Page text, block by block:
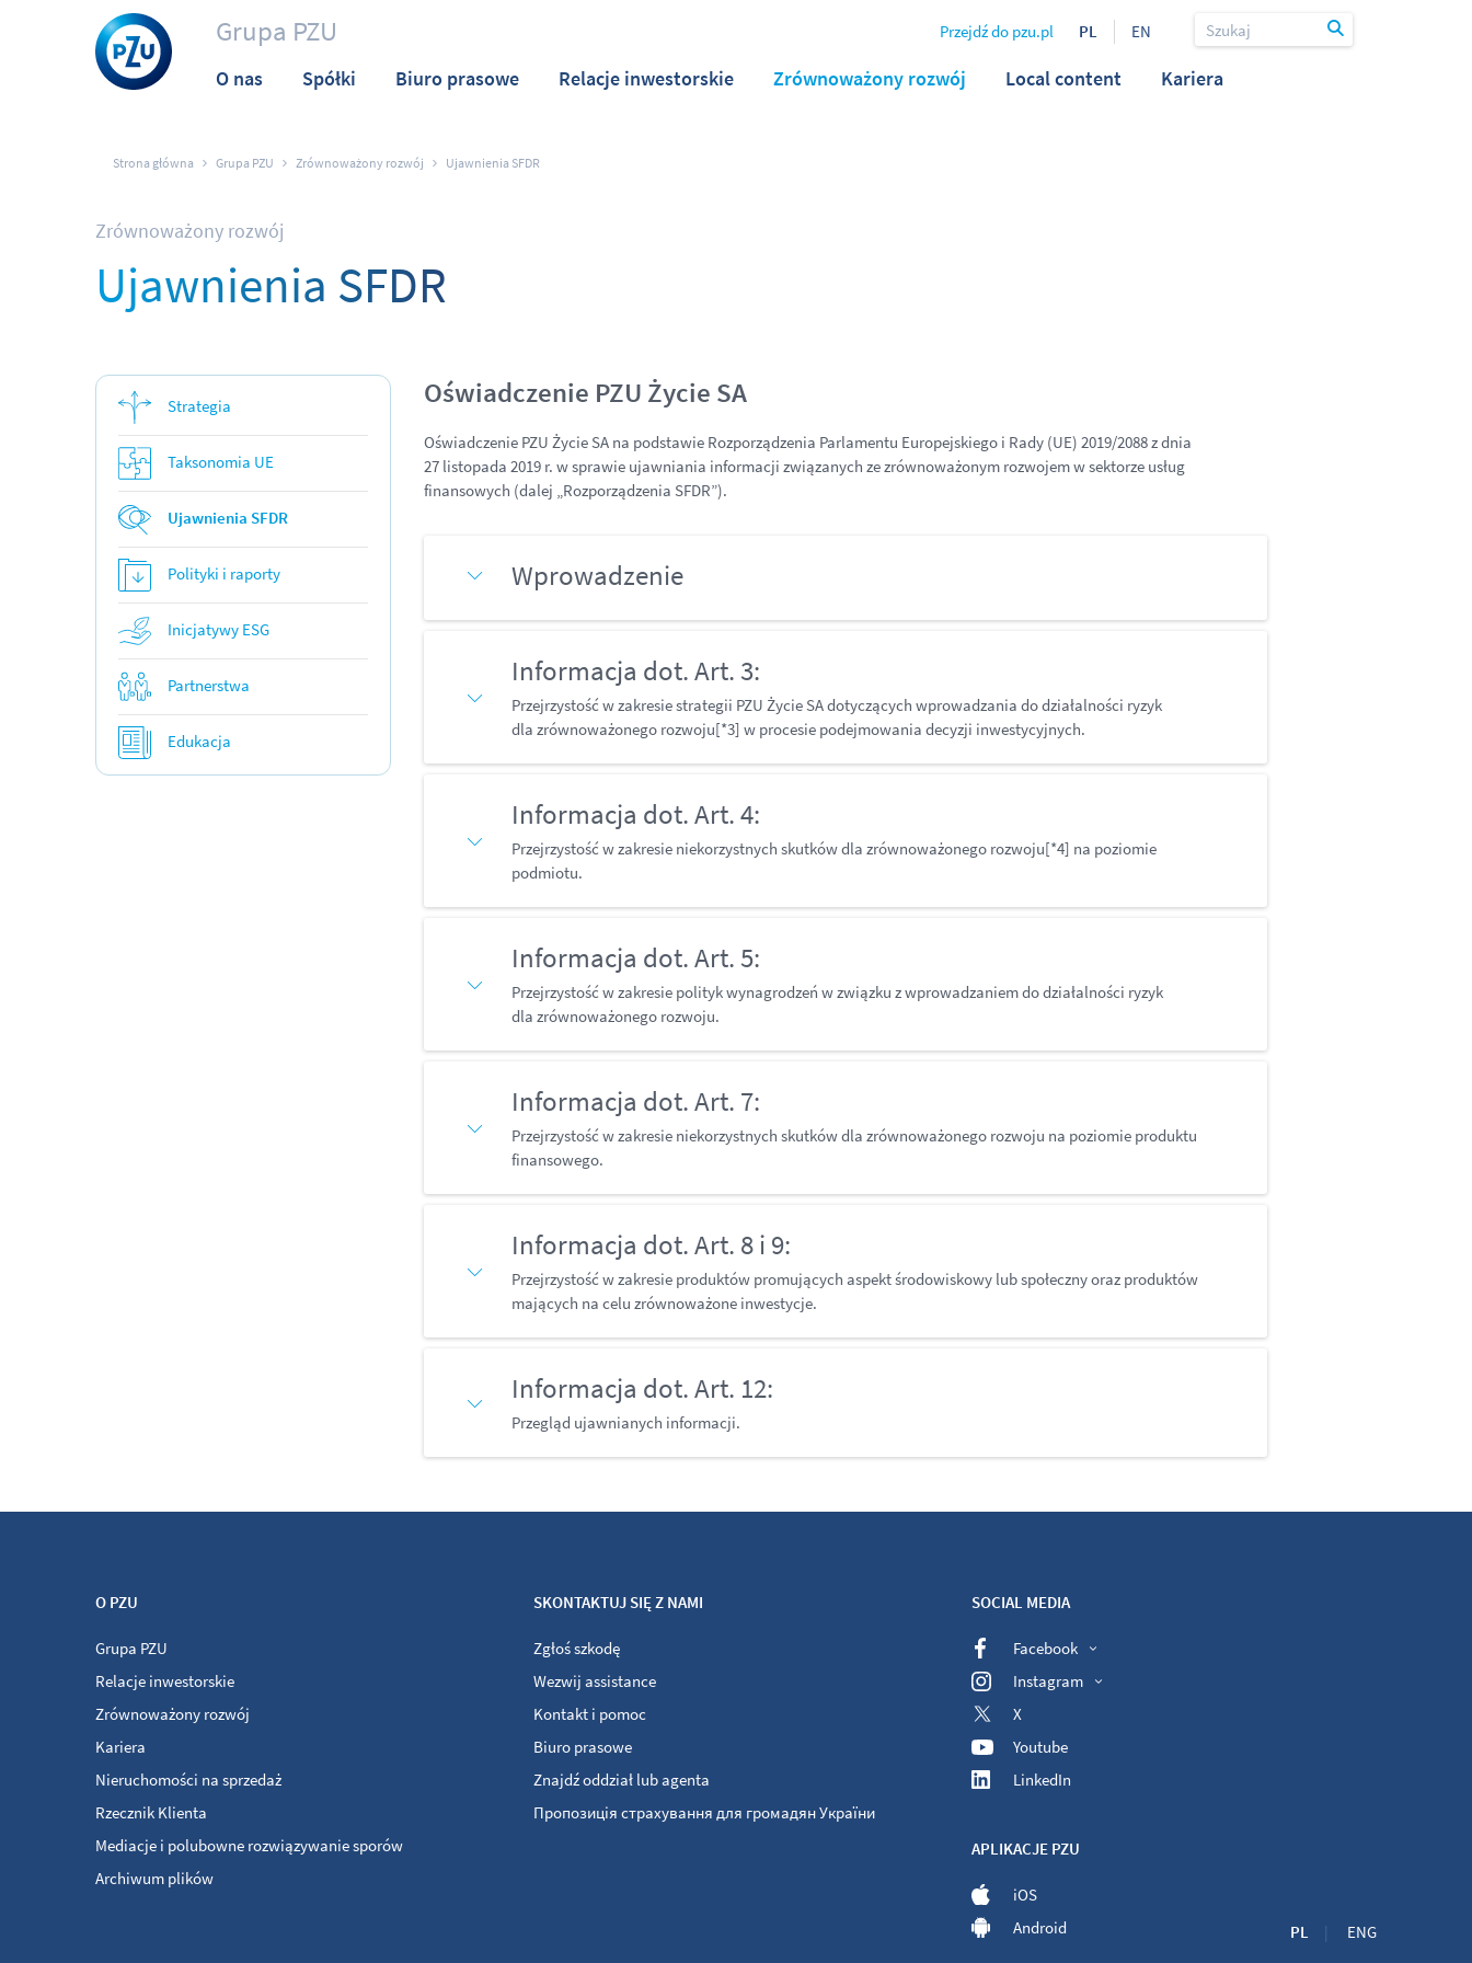
Grupa PZU
O nas Spółki Biuro prasowe Relacje inwestorskie Zrównoważony rozwój Local content Kariera
Przejdź do pzu.pl PL EN
Strona główna Grupa PZU Zrównoważony rozwój Ujawnienia SFDR
Zrównoważony rozwój
Ujawnienia SFDR
Strategia
Taksonomia UE
Ujawnienia SFDR
Polityki i raporty
Inicjatywy ESG
Partnerstwa
Edukacja
Oświadczenie PZU Życie SA
Oświadczenie PZU Życie SA na podstawie Rozporządzenia Parlamentu Europejskiego i Rady (UE) 2019/2088 z dnia
27 listopada 2019 r. w sprawie ujawniania informacji związanych ze zrównoważonym rozwojem w sektorze usług
finansowych (dalej „Rozporządzenia SFDR”).
Wprowadzenie
Informacja dot. Art. 3:
Przejrzystość w zakresie strategii PZU Życie SA dotyczących wprowadzania do działalności ryzyk
dla zrównoważonego rozwoju[*3] w procesie podejmowania decyzji inwestycyjnych.
Informacja dot. Art. 4:
Przejrzystość w zakresie niekorzystnych skutków dla zrównoważonego rozwoju[*4] na poziomie
podmiotu.
Informacja dot. Art. 5:
Przejrzystość w zakresie polityk wynagrodzeń w związku z wprowadzaniem do działalności ryzyk
dla zrównoważonego rozwoju.
Informacja dot. Art. 7:
Przejrzystość w zakresie niekorzystnych skutków dla zrównoważonego rozwoju na poziomie produktu
finansowego.
Informacja dot. Art. 8 i 9:
Przejrzystość w zakresie produktów promujących aspekt środowiskowy lub społeczny oraz produktów
mających na celu zrównoważone inwestycje.
Informacja dot. Art. 12:
Przegląd ujawnianych informacji.
O PZU
Grupa PZU
Relacje inwestorskie
Zrównoważony rozwój
Kariera
Nieruchomości na sprzedaż
Rzecznik Klienta
Mediacje i polubowne rozwiązywanie sporów
Archiwum plików
SKONTAKTUJ SIĘ Z NAMI
Zgłoś szkodę
Wezwij assistance
Kontakt i pomoc
Biuro prasowe
Znajdź oddział lub agenta
Пропозиція страхування для громадян України
SOCIAL MEDIA
Facebook
Instagram
X
Youtube
LinkedIn
APLIKACJE PZU
iOS
Android
PL ENG